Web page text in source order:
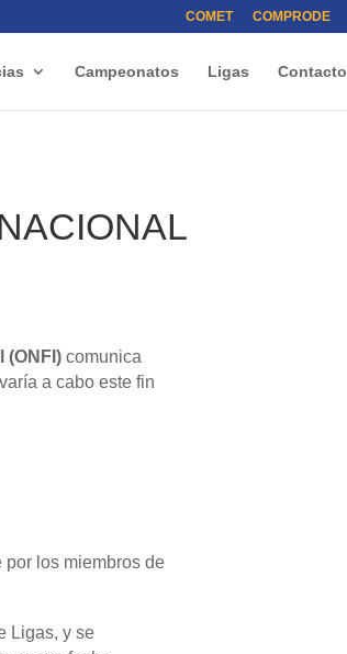
COMET COMPRODE
Campeonatos Ligas Contacto
(ONFI) comunica
a cabo este fin
por los miembros de
Ligas, y se